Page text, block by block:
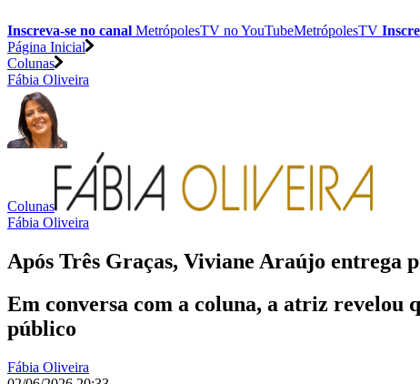
Inscreva-se no canal MetrópolesTV noYouTubeMetrópolesTV
Página Inicial
Colunas
Fábia Oliveira
Colunas
Fábia Oliveira
Após Três Graças, Viviane Araújo entrega
Em conversa com a coluna, a atriz revelou
público
Fábia Oliveira